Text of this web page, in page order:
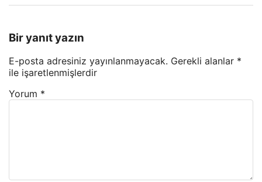
Bir yanıt yazın
E-posta adresiniz yayınlanmayacak. Gerekli alanlar *
ile işaretlenmişlerdir
Yorum *